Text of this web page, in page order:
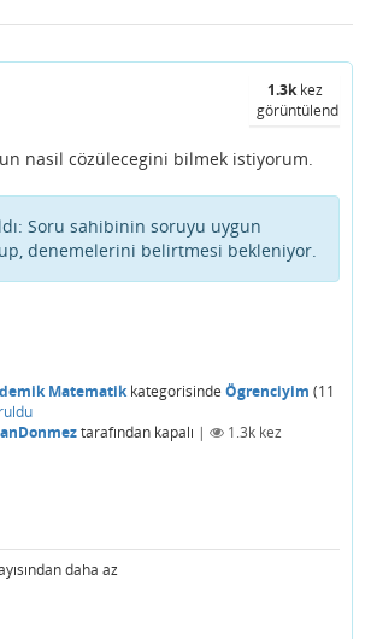
1.3kkez
görüntülendi
nasil cözülecegini bilmek istiyorum.
Soru sahibinin soruyu uygun
denemelerini belirtmesi bekleniyor.
Matematikkategorisinde Ögrenciyim (11
tarafından kapalı | 1.3k kez
daha az